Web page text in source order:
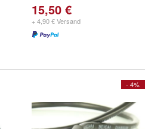
15,50 €
+ 4,90 € Versand
- 4%